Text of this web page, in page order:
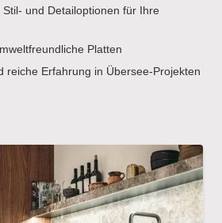
und Detailoptionen für Ihre
Platten
reiche Erfahrung in Übersee-Projekten